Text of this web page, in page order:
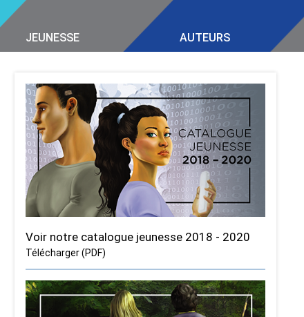
JEUNESSE AUTEURS
Voir notre catalogue jeunesse 2018 - 2020
Télécharger (PDF)